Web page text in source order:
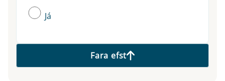
Já
Fara efst